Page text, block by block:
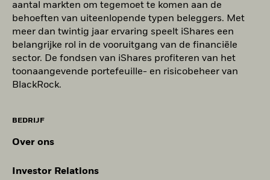
aantal markten om tegemoet te komen aan de
behoeften van uiteenlopende typen beleggers. Met
meer dan twintig jaar ervaring speelt iShares een
belangrijke rol in de vooruitgang van de financiële
sector. De fondsen van iShares profiteren van het
toonaangevende portefeuille- en risicobeheer van
BlackRock.
BEDRIJF
Over ons
Investor Relations